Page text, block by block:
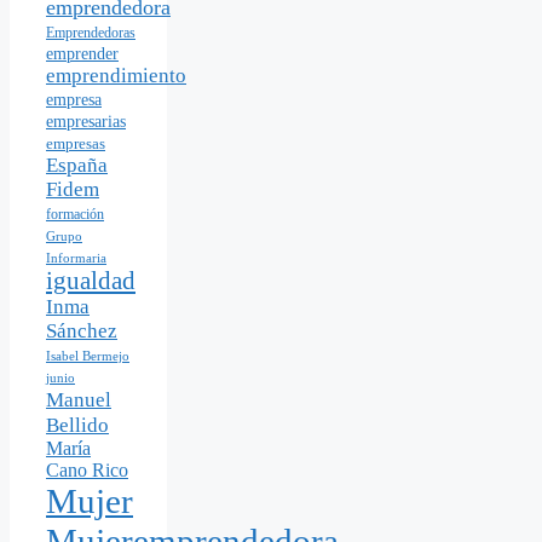
emprendedora
Emprendedoras
emprender
emprendimiento
empresa
empresarias
empresas
España
Fidem
formación
Grupo
Informaria
igualdad
Inma
Sánchez
Isabel Bermejo
junio
Manuel
Bellido
María
Cano Rico
Mujer